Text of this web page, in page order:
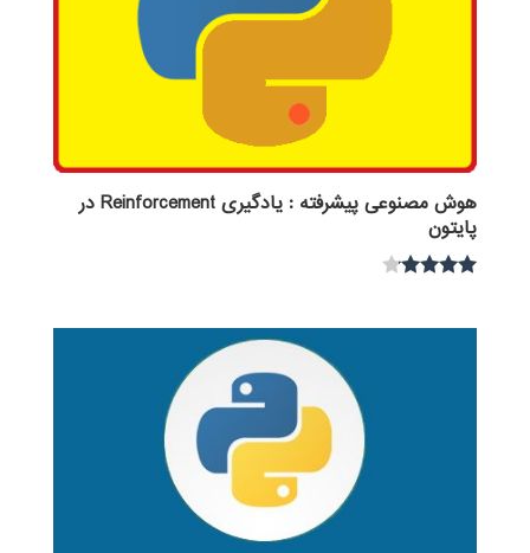
هوش مصنوعی پیشرفته : یادگیری Reinforcement در
پایتون
از 5